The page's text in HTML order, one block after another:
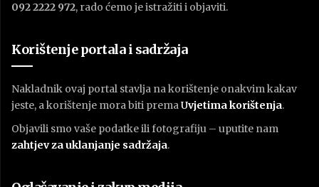
092 2222 972, rado ćemo je istražiti i objaviti.
Korištenje portala i sadržaja
Nakladnik ovaj portal stavlja na korištenje onakvim kakav
jeste, a korištenje mora biti premaUvjetima korištenja.
Objavili smo vaše podatke ili fotografiju – uputite nam
zahtjev za uklanjanje sadržaja.